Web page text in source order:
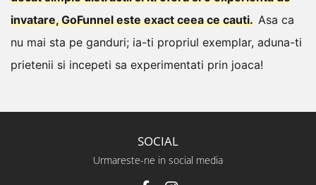
invatare, GoFunnel este exact ceea ce cauti. Asa ca
nu mai sta pe ganduri; ia-ti propriul exemplar, aduna-ti
prietenii si incepeti sa experimentati prin joaca!
SOCIAL
Urmareste-ne in social media